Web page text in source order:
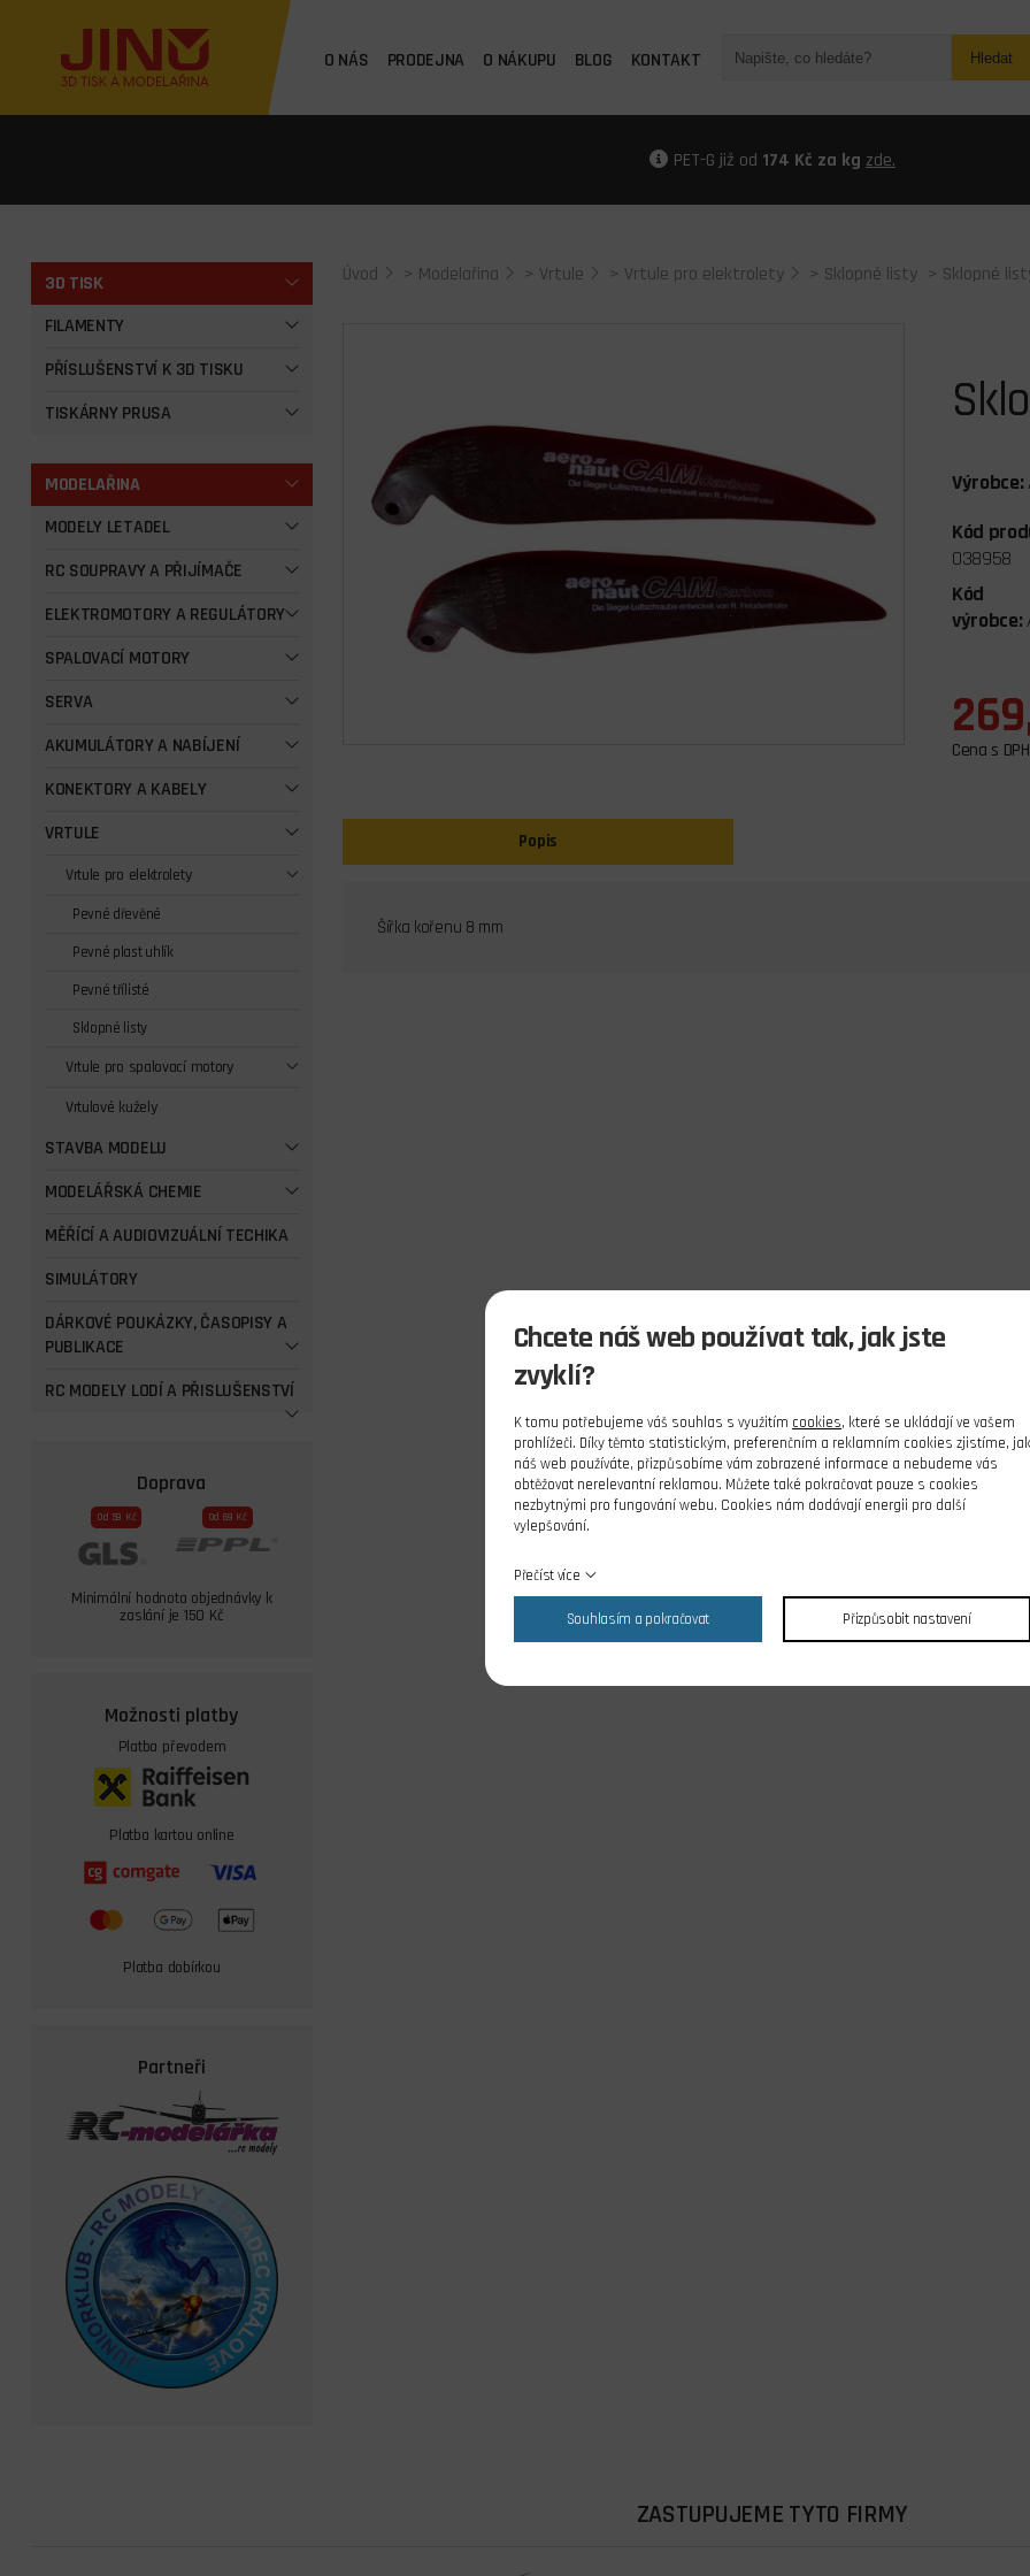
O NÁS PRODEJNA O NÁKUPU BLOG KONTAKT Hledat
PET-G již od 174 Kč za kg zde.
3D TISK
FILAMENTY
PŘÍSLUŠENSTVÍ K 3D TISKU
TISKÁRNY PRUSA
MODELAŘINA
MODELY LETADEL
RC SOUPRAVY A PŘIJÍMAČE
ELEKTROMOTORY A REGULÁTORY
SPALOVACÍ MOTORY
SERVA
AKUMULÁTORY A NABÍJENÍ
KONEKTORY A KABELY
VRTULE
Vrtule pro elektrolety
Pevné dřevěné
Pevné plast uhlík
Pevné třílisté
Sklopné listy
Vrtule pro spalovací motory
Vrtulové kužely
STAVBA MODELU
MODELÁŘSKÁ CHEMIE
MĚŘÍCÍ A AUDIOVIZUÁLNÍ TECHIKA
SIMULÁTORY
DÁRKOVÉ POUKÁZKY, ČASOPISY A
PUBLIKACE
RC MODELY LODÍ A PŘISLUŠENSTVÍ
Doprava
Od 59 Kč Od 69 Kč
Minimální hodnota objednávky k
zaslání je 150 Kč
Možnosti platby
Platba převodem
Platba kartou online
Platba dobírkou
Partneři
Úvod > Modelařina > Vrtule > Vrtule pro elektrolety > Sklopné listy > Sklopné
Výrobce:
Kód
038958
Kód
výrobce:
Cena s DPH
Popis
Šířka kořenu 8 mm
ZASTUPUJEME TYTO FIRMY
Chcete náš web používat tak, jak jste
zvyklí?
K tomu potřebujeme váš souhlas s využitím cookies, které se ukládají ve vašem
prohlížeči. Díky těmto statistickým, preferenčním a reklamním cookies zjistíme, jak
náš web používáte, přizpůsobíme vám zobrazené informace a nebudeme vás
obtěžovat nerelevantní reklamou. Můžete také pokračovat pouze s cookies
nezbytnými pro fungování webu. Cookies nám dodávají energii pro další
vylepšování.
Přečíst více
Souhlasím a pokračovat Přizpůsobit nastavení